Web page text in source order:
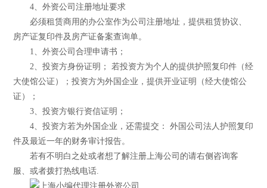
4、外资公司注册地址要求
必须租赁商用的办公室作为公司注册地址，提供租赁协议、
房产证复印件及房产证备案查询单。
1、外资公司合理申请书；
2、投资方身份证明； 若投资方为个人的提供护照复印件（经
大使馆公证）；投资方为外国企业，提供开业证明（经大使馆公
证）；
3、投资方银行资信证明；
4、投资方若为外国企业，还需提交： 外国公司法人护照复印
件及最近一年的财务审计报告。
若有不明白之处或者想了解注册上海公司的请右侧咨询客
服、或者拨打热线电话.